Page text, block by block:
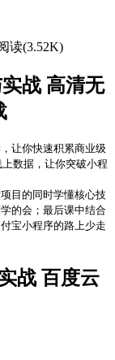
读(3.52K)
战 高清无
让你快速积累商业级
数据，让你突破小程
目的同时学懂核心技
的会；最后课中结合
宝小程序的路上少走
战 百度云